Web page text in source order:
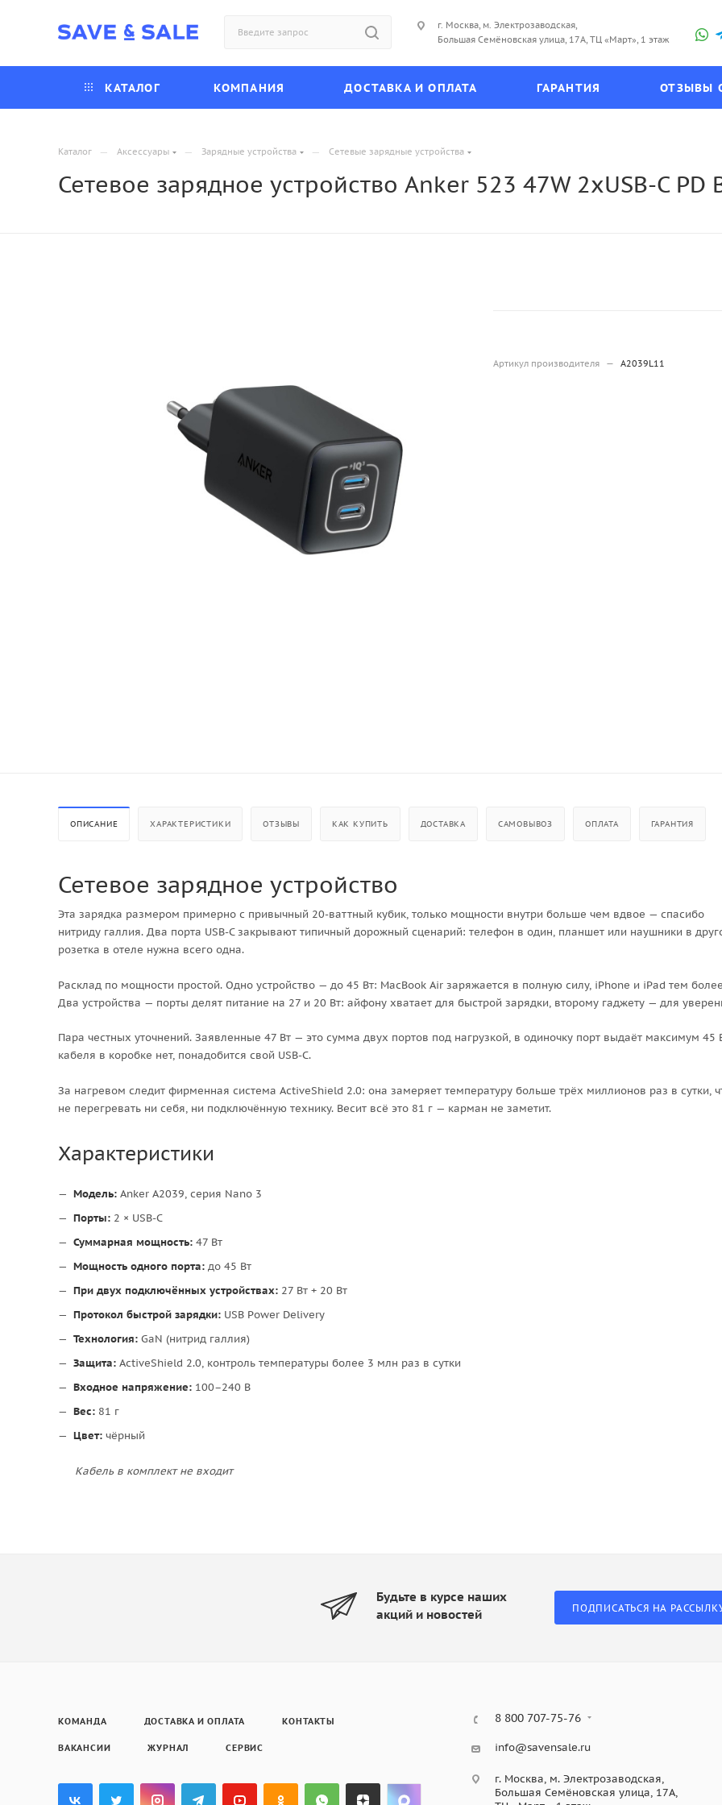
г. Москва, м. Электрозаводская,
Большая Семёновская улица, 17А, ТЦ «Март», 1 этаж
КАТАЛОГ КОМПАНИЯ ДОСТАВКА И ОПЛАТА ГАРАНТИЯ ОТЗЫВЫ
Каталог — Аксессуары — Зарядные устройства — Сетевые зарядные устройства
Сетевое зарядное устройство Anker 523 47W 2xUSB-C PD
Артикул производителя — A2039L11
ОПИСАНИЕ ХАРАКТЕРИСТИКИ ОТЗЫВЫ КАК КУПИТЬ ДОСТАВКА САМОВЫВОЗ ОПЛАТА ГАРАНТИЯ
Сетевое зарядное устройство
Эта зарядка размером примерно с привычный 20-ваттный кубик, только мощности внутри больше чем вдвое — спасибо
нитриду галлия. Два порта USB-C закрывают типичный дорожный сценарий: телефон в один, планшет или наушники в
розетка в отеле нужна всего одна.
Расклад по мощности простой. Одно устройство — до 45 Вт: MacBook Air заряжается в полную силу, iPhone и iPad тем
Два устройства — порты делят питание на 27 и 20 Вт: айфону хватает для быстрой зарядки, второму гаджету — для
Пара честных уточнений. Заявленные 47 Вт — это сумма двух портов под нагрузкой, в одиночку порт выдаёт максимум 45
кабеля в коробке нет, понадобится свой USB-C.
За нагревом следит фирменная система ActiveShield 2.0: она замеряет температуру больше трёх миллионов раз в сутки,
не перегревать ни себя, ни подключённую технику. Весит всё это 81 г — карман не заметит.
Характеристики
Модель: Anker A2039, серия Nano 3
Порты: 2 × USB-C
Суммарная мощность: 47 Вт
Мощность одного порта: до 45 Вт
При двух подключённых устройствах: 27 Вт + 20 Вт
Протокол быстрой зарядки: USB Power Delivery
Технология: GaN (нитрид галлия)
Защита: ActiveShield 2.0, контроль температуры более 3 млн раз в сутки
Входное напряжение: 100–240 В
Вес: 81 г
Цвет: чёрный
Кабель в комплект не входит
Будьте в курсе наших
акций и новостей
ПОДПИСАТЬСЯ НА
КОМАНДА ДОСТАВКА И ОПЛАТА КОНТАКТЫ
ВАКАНСИИ ЖУРНАЛ СЕРВИС
8 800 707-75-76
info@savensale.ru
г. Москва, м. Электрозаводская,
Большая Семёновская улица, 17А,